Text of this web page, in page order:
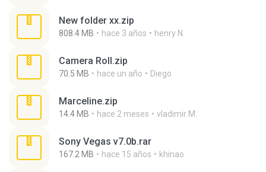
New folder xx.zip
808.4 MB hace 3 años henry N.
Camera Roll.zip
70.5 MB hace un año Diego
Marceline.zip
14.4 MB hace 2 meses vladimir M.
Sony Vegas v7.0b.rar
167.2 MB hace 15 años khinao